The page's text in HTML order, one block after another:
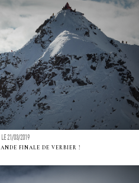
21/03/2019
FINALE DE VERBIER !